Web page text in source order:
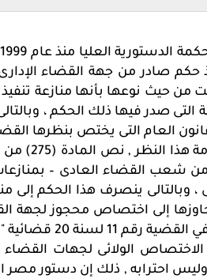
حكم صادر من جهة القضاء
من حيث نوعها بأنها منازعة تنفيذ
صدر فيها ذلك الحكم ،
العام التى يختص بنظرها
ولا يوهن
شعب القضاء العادى –
وبالتالى ينصرف هذا الحكم إلى
إلى اختصاص محجوز لجهة
قضائية " تنازع " جلسة 1/8/1999).
الولائى لجهات القضاء
احترابه , ذلك إن دستور مصر